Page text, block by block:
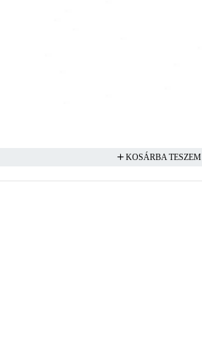
KOSÁRBA TESZEM